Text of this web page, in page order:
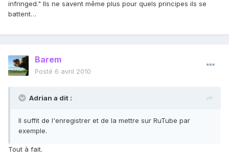
infringed." Ils ne savent même plus pour quels principes ils se
battent…
Barem
Posté 6 avril 2010
Adrian a dit :
Il suffit de l'enregistrer et de la mettre sur RuTube par
exemple.
Tout à fait.